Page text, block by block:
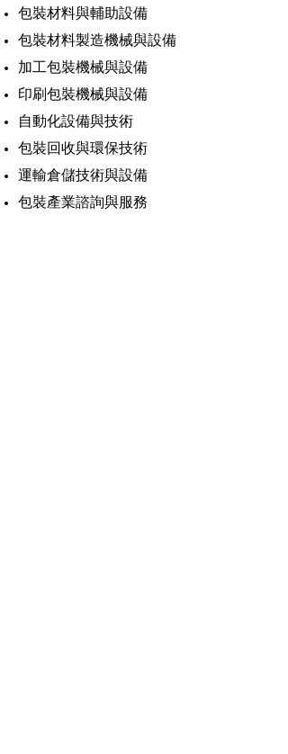
包裝材料與輔助設備
包裝材料製造機械與設備
加工包裝機械與設備
印刷包裝機械與設備
自動化設備與技術
包裝回收與環保技術
運輸倉儲技術與設備
包裝產業諮詢與服務